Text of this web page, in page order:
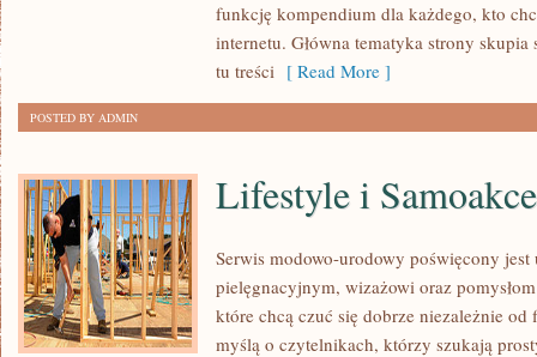
funkcję kompendium dla każdego, kto
internetu. Główna tematyka strony skupia
tu treści [ Read More ]
POSTED BY ADMIN
Lifestyle i
Serwis modowo-urodowy poświęcony
pielęgnacyjnym, wizażowi oraz
które chcą czuć się dobrze niezależnie od
myślą o czytelnikach, którzy szukają